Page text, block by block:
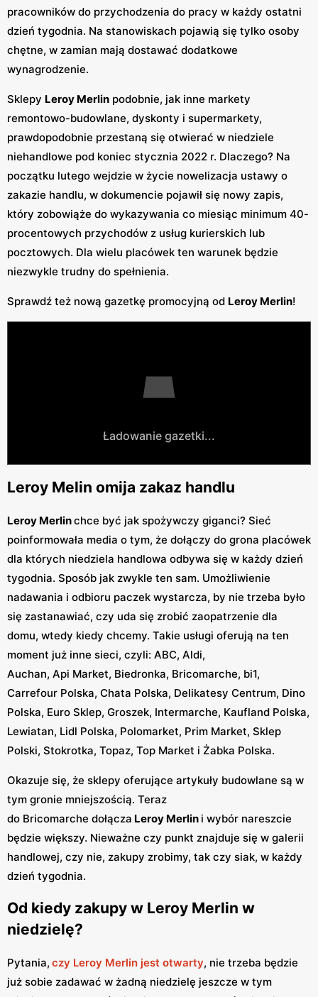
pracowników do przychodzenia do pracy w każdy ostatni
dzień tygodnia. Na stanowiskach pojawią się tylko osoby
chętne, w zamian mają dostawać dodatkowe
wynagrodzenie.
Sklepy Leroy Merlin podobnie, jak inne markety
remontowo-budowlane, dyskonty i supermarkety,
prawdopodobnie przestaną się otwierać w niedziele
niehandlowe pod koniec stycznia 2022 r. Dlaczego? Na
początku lutego wejdzie w życie nowelizacja ustawy o
zakazie handlu, w dokumencie pojawił się nowy zapis,
który zobowiąże do wykazywania co miesiąc minimum 40-
procentowych przychodów z usług kurierskich lub
pocztowych. Dla wielu placówek ten warunek będzie
niezwykle trudny do spełnienia.
Sprawdź też nową gazetkę promocyjną od Leroy Merlin!
Ładowanie gazetki...
Leroy Melin omija zakaz handlu
Leroy Merlinchce być jak spożywczy giganci? Sieć
poinformowała media o tym, że dołączy do grona placówek
dla których niedziela handlowa odbywa się w każdy dzień
tygodnia. Sposób jak zwykle ten sam. Umożliwienie
nadawania i odbioru paczek wystarcza, by nie trzeba było
się zastanawiać, czy uda się zrobić zaopatrzenie dla
domu, wtedy kiedy chcemy. Takie usługi oferują na ten
moment już inne sieci, czyli: ABC, Aldi,
Auchan, Api Market, Biedronka, Bricomarche, bi1,
Carrefour Polska, Chata Polska, Delikatesy Centrum, Dino
Polska, Euro Sklep, Groszek, Intermarche, Kaufland Polska,
Lewiatan, Lidl Polska, Polomarket, Prim Market, Sklep
Polski, Stokrotka, Topaz, Top Market i Żabka Polska.
Okazuje się, że sklepy oferujące artykuły budowlane są w
tym gronie mniejszością. Teraz
do Bricomarche dołącza Leroy Merlin i wybór nareszcie
będzie większy. Nieważne czy punkt znajduje się w galerii
handlowej, czy nie, zakupy zrobimy, tak czy siak, w każdy
dzień tygodnia.
Od kiedy zakupy w Leroy Merlin w
niedzielę?
Pytania, czy Leroy Merlin jest otwarty, nie trzeba będzie
już sobie zadawać w żadną niedzielę jeszcze w tym